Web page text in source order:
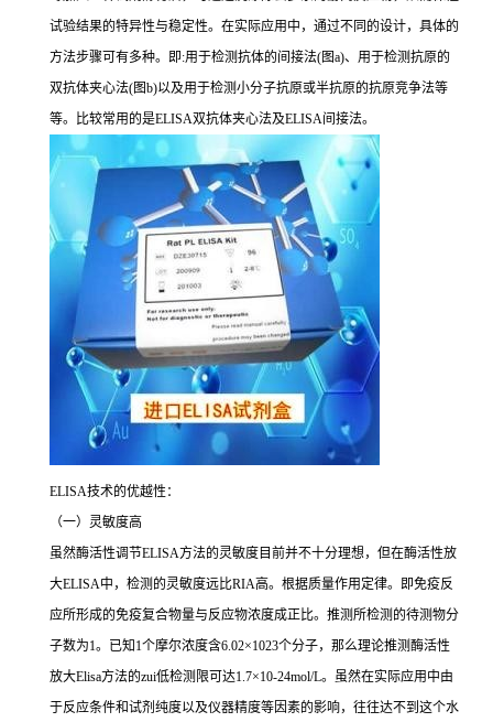
试验结果的特异性与稳定性。在实际应用中，通过不同的设计，具体的
方法步骤可有多种。即:用于检测抗体的间接法(图a)、用于检测抗原的
双抗体夹心法(图b)以及用于检测小分子抗原或半抗原的抗原竞争法等
等。比较常用的是ELISA双抗体夹心法及ELISA间接法。
ELISA技术的优越性：
（一）灵敏度高
虽然酶活性调节ELISA方法的灵敏度目前并不十分理想，但在酶活性放
大ELISA中，检测的灵敏度远比RIA高。根据质量作用定律。即免疫反
应所形成的免疫复合物量与反应物浓度成正比。推测所检测的待测物分
子数为1。已知 1个摩尔浓度含6.02×1023个分子，那么理论推测酶活性
放大Elisa方法的zui低检测限可达1.7×10-24mol/L。虽然在实际应用中由
于反应条件和试剂纯度以及仪器精度等因素的影响，往往达不到这个水